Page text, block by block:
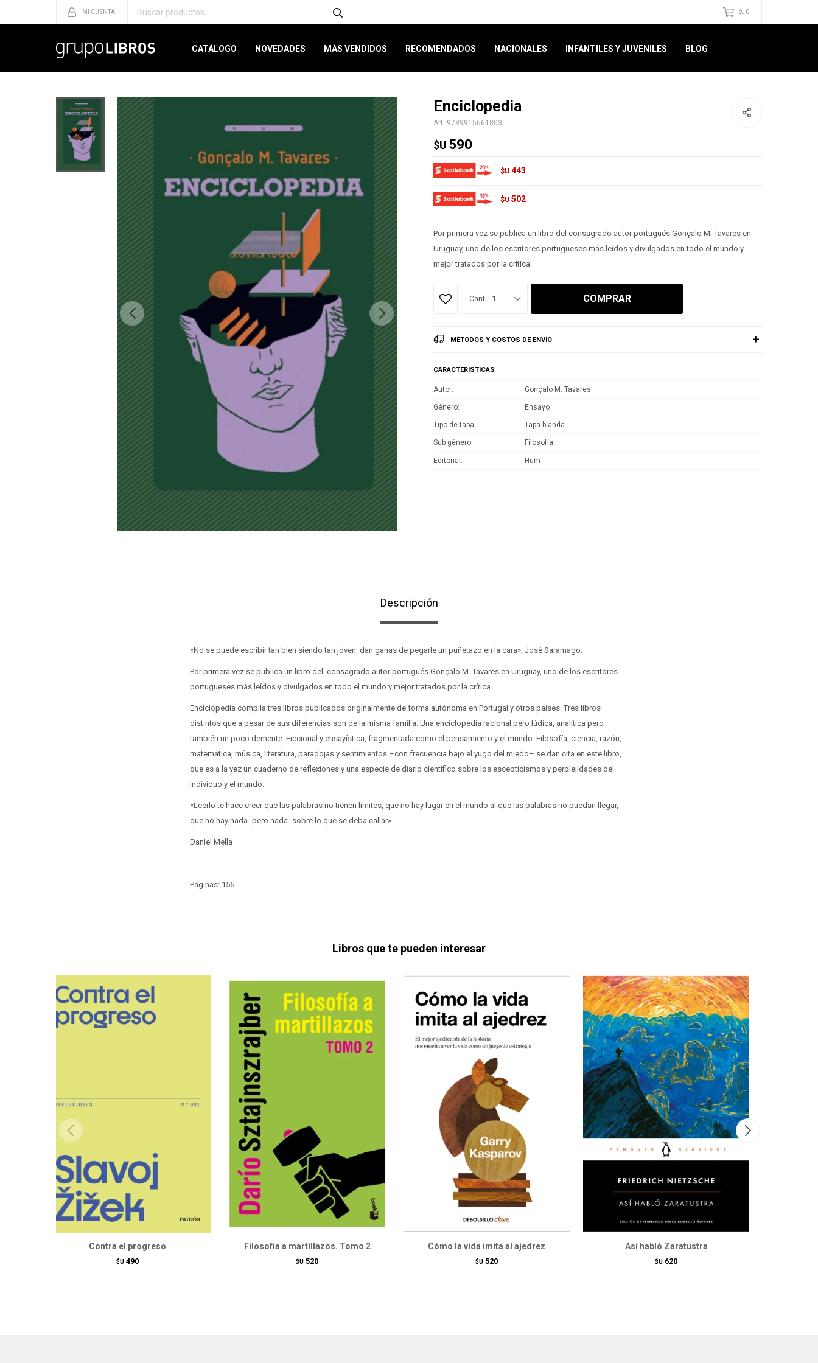
CATÁLOGO NOVEDADES MÁS VENDIDOS RECOMENDADOS NACIONALES INFANTILES Y JUVENILES BLOG
$U 0
Enciclopedia
9789915661803
$U 590
$U 443
$U 502
Por primera vez se publica un libro del consagrado autor portugués Gonçalo M. Tavares en
Uruguay, uno de los escritores portugueses más leídos y divulgados en todo el mundo y
mejor tratados por la crítica.
1 COMPRAR
MÉTODOS Y COSTOS DE ENVÍO
CARACTERÍSTICAS
Autor Gonçalo M. Tavares
Género Ensayo
Tipo de tapa Tapa blanda
Sub género Filosofía
Editorial Hum
Descripción
«No se puede escribir tan bien siendo tan joven, dan ganas de pegarle un puñetazo en la cara», José Saramago.
Por primera vez se publica un libro del consagrado autor portugués Gonçalo M. Tavares en Uruguay, uno de los escritores
portugueses más leídos y divulgados en todo el mundo y mejor tratados por la crítica.
Enciclopedia compila tres libros publicados originalmente de forma autónoma en Portugal y otros países. Tres libros
distintos que a pesar de sus diferencias son de la misma familia. Una enciclopedia racional pero lúdica, analítica pero
también un poco demente. Ficcional y ensayística, fragmentada como el pensamiento y el mundo. Filosofía, ciencia, razón,
matemática, música, literatura, paradojas y sentimientos –con frecuencia bajo el yugo del miedo– se dan cita en este libro,
que es a la vez un cuaderno de reflexiones y una especie de diario científico sobre los escepticismos y perplejidades del
individuo y el mundo.
«Leerlo te hace creer que las palabras no tienen límites, que no hay lugar en el mundo al que las palabras no puedan llegar,
que no hay nada -pero nada- sobre lo que se deba callar».
Daniel Mella
Páginas: 156
Libros que te pueden interesar
Contra el progreso
$U 490
Filosofía a martillazos. Tomo 2
$U 520
Cómo la vida imita al ajedrez
$U 520
Así habló Zaratustra
$U 620